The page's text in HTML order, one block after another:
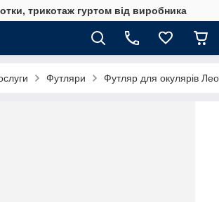
трикотаж гуртом від виробника
Футляри Футляр для окулярів